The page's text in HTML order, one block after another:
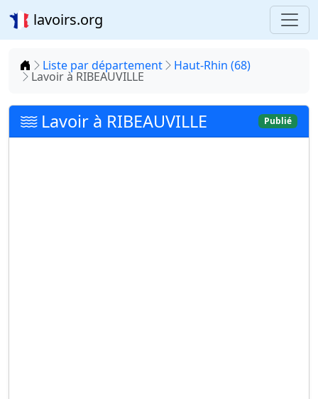
lavoirs.org
Accueil
Liste par département Haut-Rhin (68)
Lavoir à RIBEAUVILLE
Lavoir à RIBEAUVILLE Publié